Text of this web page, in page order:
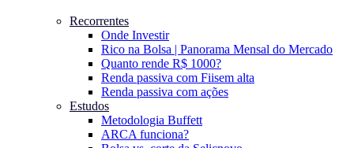
Recorrentes
Onde Investir
Rico na Bolsa | Panorama Mensal do Mercado
Quanto rende R$ 1000?
Renda passiva com Fiisem alta
Renda passiva com ações
Estudos
Metodologia Buffett
ARCA funciona?